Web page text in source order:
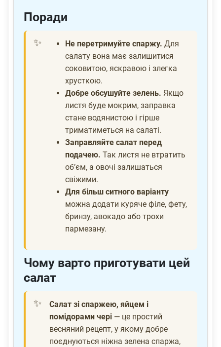
Поради
Не перетримуйте спаржу. Для
салату вона має залишитися
соковитою, яскравою і злегка
хрусткою.
Добре обсушуйте зелень. Якщо
листя буде мокрим, заправка
стане водянистою і гірше
триматиметься на салаті.
Заправляйте салат перед
подачею. Так листя не втратить
об’єм, а овочі залишаться
свіжими.
Для більш ситного варіанту
можна додати куряче філе, фету,
бринзу, авокадо або трохи
пармезану.
Чому варто приготувати цей
салат
Салат зі спаржею, яйцем і
помідорами чері — це простий
весняний рецепт, у якому добре
поєднуються ніжна зелена спаржа,